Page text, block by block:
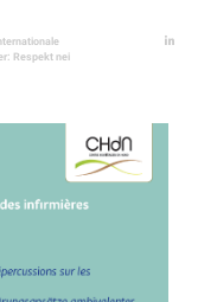
Respekt nei